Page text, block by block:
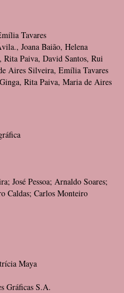
Tavares
Joana Baião, Helena
Rita Paiva, David Santos, Rui
Aires Silveira, Emília Tavares
Rita Paiva, Maria de Aires
José Pessoa; Arnaldo Soares;
Caldas; Carlos Monteiro
Maya
Gráficas S.A.